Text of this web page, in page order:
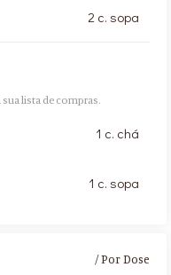
2 c. sopa
lista de compras.
1 c. chá
1 c. sopa
/ Por Dose